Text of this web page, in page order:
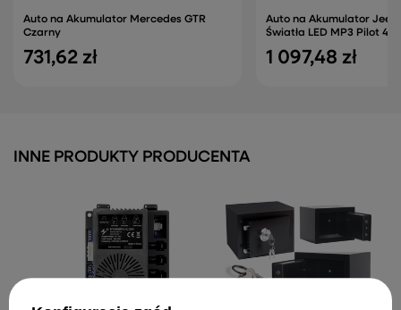
Auto na Akumulator Mercedes GTR
Czarny
731,62 zł
Auto na Akumulator Jeep
Światła LED MP3 Pilot
1 097,48 zł
INNE PRODUKTY PRODUCENTA